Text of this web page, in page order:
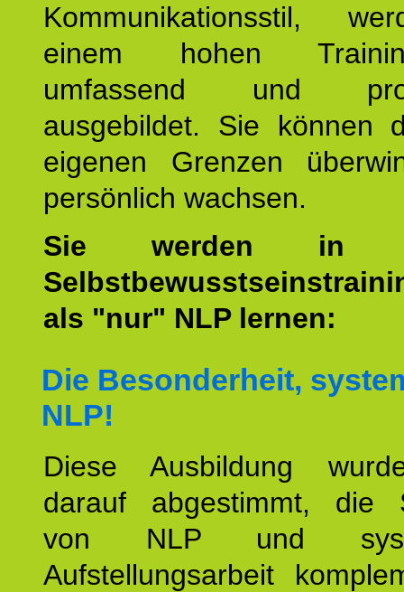
Kommunikationsstil,
einem hohen
umfassend und
ausgebildet. Sie können
eigenen Grenzen
persönlich wachsen.
Sie werden
als "nur" NLP lernen:
Die Besonderheit,
NLP!
Diese Ausbildung
darauf abgestimmt, die
von NLP und
Aufstellungsarbeit